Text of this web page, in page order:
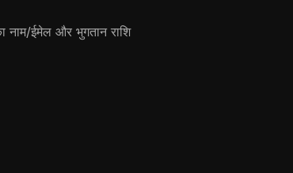
ईमेल और भुगतान राशि